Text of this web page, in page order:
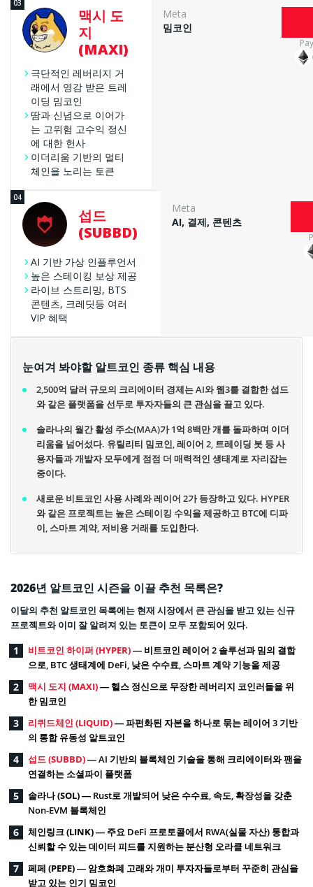
맥시 도
지
(MAXI)
극단적인 레버리지 거
래에서 영감 받은 트레
이딩 밈코인
땀과 신념으로 이어가
는 고위험 고수익 정신
에 대한 헌사
이더리움 기반의 멀티
체인을 노리는 토큰
Meta
밈코인
섭드
(SUBBD)
AI 기반 가상 인플루언서
높은 스테이킹 보상 제공
라이브 스트리밍, BTS
콘텐츠, 크레딧등 여러
VIP 혜택
Meta
AI, 결제, 콘텐츠
눈여겨 봐야할 알트코인 종류 핵심 내용
2,500억 달러 규모의 크리에이터 경제는 AI와 웹3를 결합한 섭드
와 같은 플랫폼을 선두로 투자자들의 큰 관심을 끌고 있다.
솔라나의 월간 활성 주소(MAA)가 1억 8백만 개를 돌파하며 이더
리움을 넘어섰다. 유틸리티 밈코인, 레이어 2, 트레이딩 봇 등 사
용자들과 개발자 모두에게 점점 더 매력적인 생태계로 자리잡는
중이다.
새로운 비트코인 사용 사례와 레이어 2가 등장하고 있다. HYPER
와 같은 프로젝트는 높은 스테이킹 수익을 제공하고 BTC에 디파
이, 스마트 계약, 저비용 거래를 도입한다.
2026년 알트코인 시즌을 이끌 추천 목록은?
이달의 추천 알트코인 목록에는 현재 시장에서 큰 관심을 받고 있는 신규
프로젝트와 이미 잘 알려져 있는 토큰이 모두 포함되어 있다.
비트코인 하이퍼 (HYPER)— 비트코인 레이어 2 솔루션과 밈의 결합
으로, BTC 생태계에 DeFi, 낮은 수수료, 스마트 계약 기능을 제공
맥시 도지 (MAXI)— 헬스 정신으로 무장한 레버리지 코인러들을 위
한 밈코인
리퀴드체인 (LIQUID)— 파편화된 자본을 하나로 묶는 레이어 3 기반
의 통합 유동성 알트코인
섭드 (SUBBD)— AI 기반의 블록체인 기술을 통해 크리에이터와 팬을
연결하는 소셜파이 플랫폼
솔라나 (SOL)— Rust로 개발되어 낮은 수수료, 속도, 확장성을 갖춘
Non-EVM 블록체인
체인링크 (LINK)— 주요 DeFi 프로토콜에서 RWA(실물 자산) 통합과
신뢰할 수 있는 데이터 피드를 지원하는 분산형 오라클 네트워크
페페 (PEPE)— 암호화폐 고래와 개미 투자자들로부터 꾸준히 관심을
받고 있는 인기 밈코인